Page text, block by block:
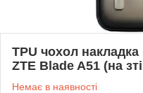
TPU чохол
ZTE Blade A51 (на
Немає в наявності